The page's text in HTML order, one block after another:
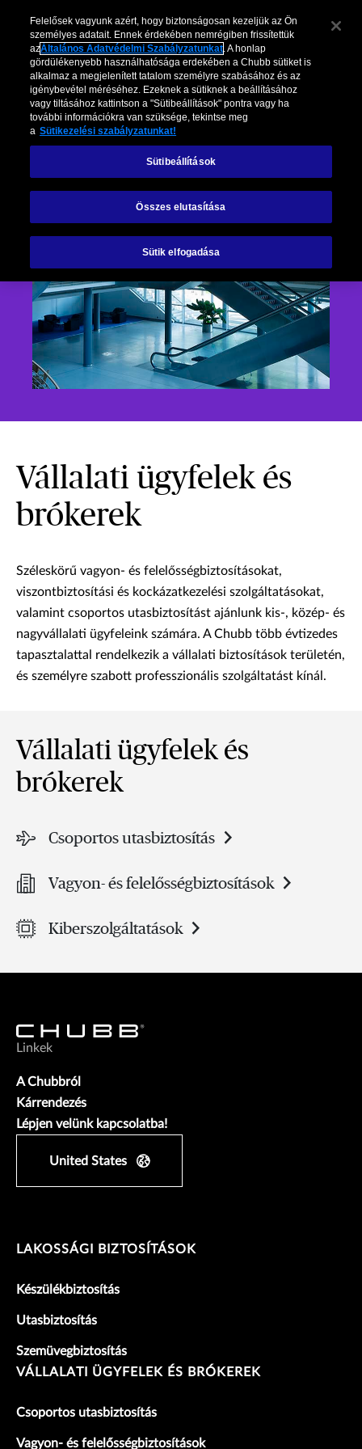
Vállalati ügyfelek és
brókerek
Széleskörű vagyon- és felelősségbiztosításokat,
viszontbiztosítási és kockázatkezelési szolgáltatásokat,
valamint csoportos utasbiztosítást ajánlunk kis-, közép- és
nagyvállalati ügyfeleink számára. A Chubb több évtizedes
tapasztalattal rendelkezik a vállalati biztosítások területén,
és személyre szabott professzionális szolgáltatást kínál.
Vállalati ügyfelek és
brókerek
Csoportos utasbiztosítás
Vagyon- és felelősségbiztosítások
Kiberszolgáltatások
Linkek
A Chubbról
Kárrendezés
Lépjen velünk kapcsolatba!
United States
LAKOSSÁGI BIZTOSÍTÁSOK
Készülékbiztosítás
Utasbiztosítás
Szemüvegbiztosítás
VÁLLALATI ÜGYFELEK ÉS BRÓKEREK
Csoportos utasbiztosítás
Vagyon- és felelősségbiztosítások
Felelősek vagyunk azért, hogy biztonságosan kezeljük az Ön
személyes adatait. Ennek érdekében nemrégiben frissítettük
azÁltalános Adatvédelmi Szabályzatunkat. A honlap
gördülékenyebb használhatósága erdekében a Chubb sütiket is
alkalmaz a megjelenített tatalom személyre szabásához és az
igénybevétel méréséhez. Ezeknek a sütiknek a beállításához
vagy tiltásához kattintson a "Sütibeállítások" pontra vagy ha
további információkra van szüksége, tekintse meg
a Sütikezelési szabályzatunkat!
Sütibeállítások
Összes elutasítása
Sütik elfogadása